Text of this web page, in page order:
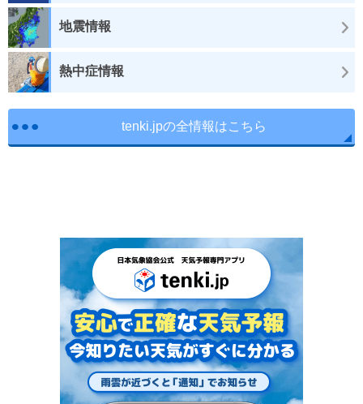
地震情報
熱中症情報
tenki.jpの全情報はこちら